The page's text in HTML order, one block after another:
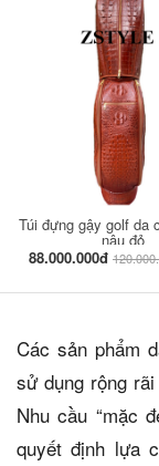
Túi đựng gậy golf da
nâu đỏ
88.000.000đ
Các sản phẩm
sử dụng rộng
Nhu cầu “mặc
quyết định lựa